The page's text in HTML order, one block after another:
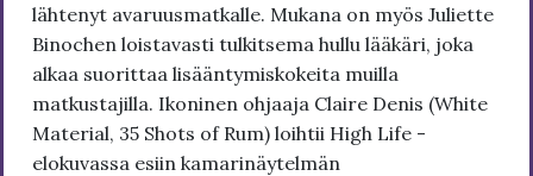
lähtenyt avaruusmatkalle. Mukana on myös Juliette
Binochen loistavasti tulkitsema hullu lääkäri, joka
alkaa suorittaa lisääntymiskokeita muilla
matkustajilla. Ikoninen ohjaaja Claire Denis (White
Material, 35 Shots of Rum) loihtii High Life -
elokuvassa esiin kamarinäytelmän